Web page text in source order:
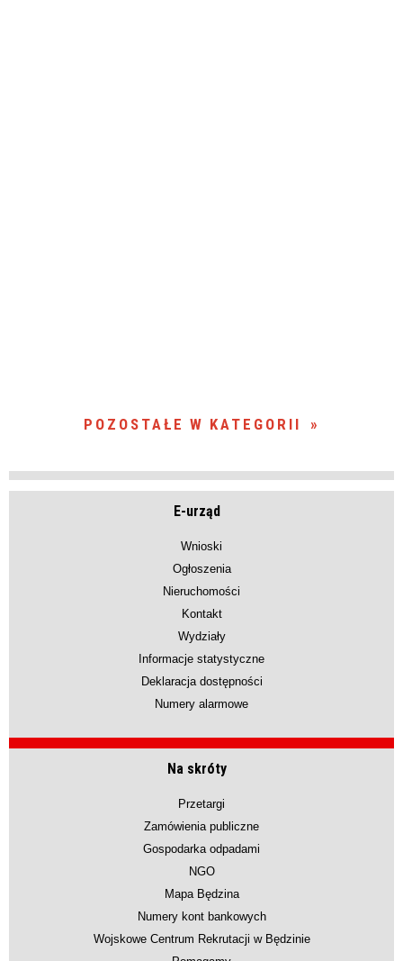
POZOSTAŁE W KATEGORII
E-urząd
Wnioski
Ogłoszenia
Nieruchomości
Kontakt
Wydziały
Informacje statystyczne
Deklaracja dostępności
Numery alarmowe
Na skróty
Przetargi
Zamówienia publiczne
Gospodarka odpadami
NGO
Mapa Będzina
Numery kont bankowych
Wojskowe Centrum Rekrutacji w Będzinie